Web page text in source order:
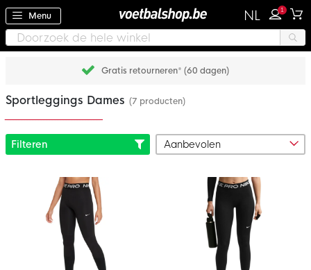
Menu NL 1
Gratis retourneren* (60 dagen)
Sportleggings Dames (7 producten)
Filteren